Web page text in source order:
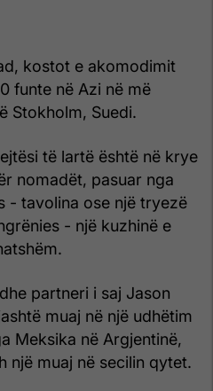
kostot e akomodimit
funte në Azi në më
Stokholm, Suedi.
të lartë është në krye
nomadët, pasuar nga
- tavolina ose një tryezë
- një kuzhinë e
partneri i saj Jason
muaj në një udhëtim
Meksika në Argjentinë,
një muaj në secilin qytet.